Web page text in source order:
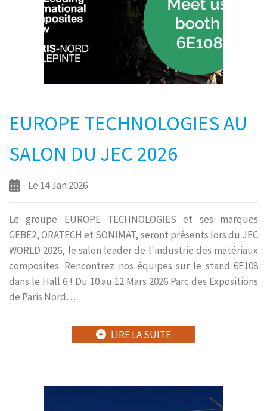
EUROPE TECHNOLOGIES AU
SALON DU JEC 2026
Le 14 Jan 2026
Le groupe EUROPE TECHNOLOGIES et ses marques
GEBE2, ORATECH et SONIMAT, seront présents lors du JEC
WORLD 2026, le salon leader de l'industrie des matériaux
composites. Rencontrez nos équipes sur le stand 6E108
dans le Hall 6 ! Du 10 au 12 Mars 2026 Parc des Expositions
de Paris Nord…
LIRE LA SUITE